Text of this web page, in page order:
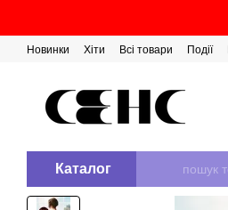
Новинки Хіти Всі товари Події
Каталог